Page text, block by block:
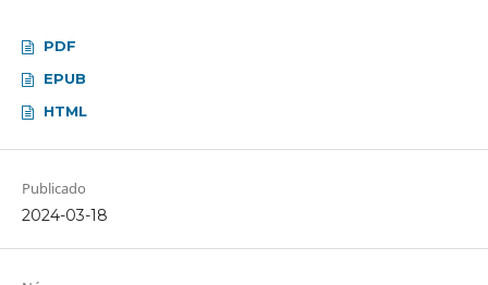
PDF
EPUB
HTML
Publicado
2024-03-18